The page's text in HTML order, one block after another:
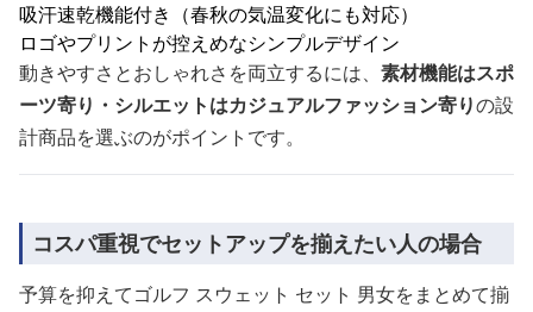
吸汗速乾機能付き（春秋の気温変化にも対応）
ロゴやプリントが控えめなシンプルデザイン
動きやすさとおしゃれさを両立するには、 素材機能はスポ
ーツ寄り・シルエットはカジュアルファッション寄りの設
計商品を選ぶのがポイントです。
コスパ重視でセットアップを揃えたい人の場合
予算を抑えてゴルフ スウェット セット 男女をまとめて揃